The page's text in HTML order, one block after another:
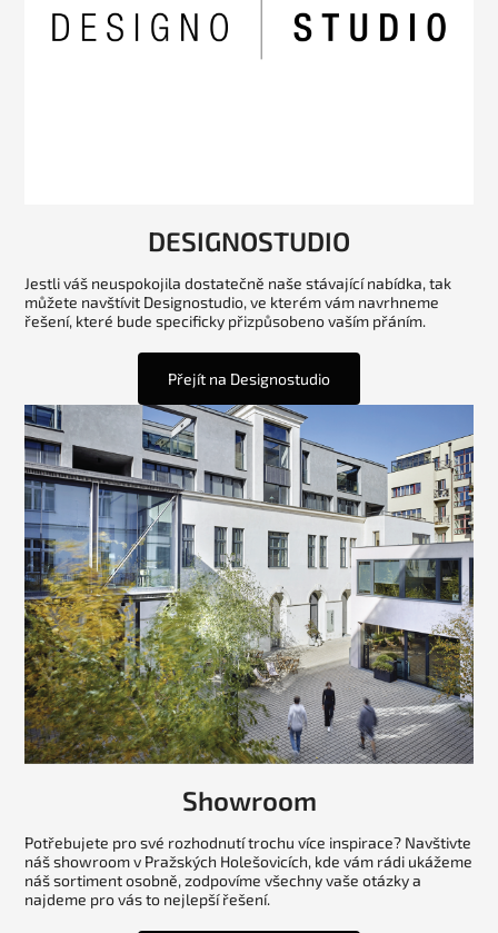
DESIGNOSTUDIO
Jestli váš neuspokojila dostatečně naše stávající nabídka, tak
můžete navštívit Designostudio, ve kterém vám navrhneme
řešení, které bude specificky přizpůsobeno vaším přáním.
Přejít na Designostudio
Showroom
Potřebujete pro své rozhodnutí trochu více inspirace? Navštivte
náš showroom v Pražských Holešovicích, kde vám rádi ukážeme
náš sortiment osobně, zodpovíme všechny vaše otázky a
najdeme pro vás to nejlepší řešení.